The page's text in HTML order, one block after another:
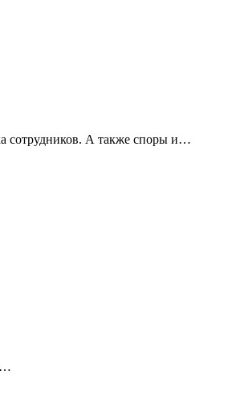
сотрудников. А также споры и…